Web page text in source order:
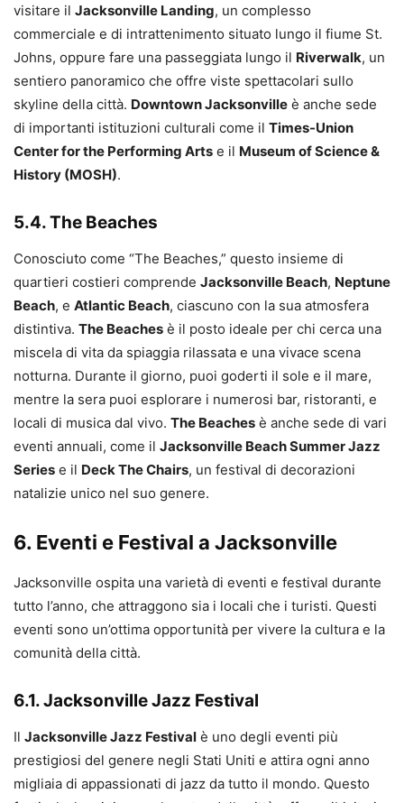
visitare il Jacksonville Landing, un complesso
commerciale e di intrattenimento situato lungo il fiume St.
Johns, oppure fare una passeggiata lungo il Riverwalk, un
sentiero panoramico che offre viste spettacolari sullo
skyline della città. Downtown Jacksonville è anche sede
di importanti istituzioni culturali come il Times-Union
Center for the Performing Arts e il Museum of Science &
History (MOSH).
5.4. The Beaches
Conosciuto come “The Beaches,” questo insieme di
quartieri costieri comprende Jacksonville Beach, Neptune
Beach, e Atlantic Beach, ciascuno con la sua atmosfera
distintiva. The Beaches è il posto ideale per chi cerca una
miscela di vita da spiaggia rilassata e una vivace scena
notturna. Durante il giorno, puoi goderti il sole e il mare,
mentre la sera puoi esplorare i numerosi bar, ristoranti, e
locali di musica dal vivo. The Beaches è anche sede di vari
eventi annuali, come il Jacksonville Beach Summer Jazz
Series e il Deck The Chairs, un festival di decorazioni
natalizie unico nel suo genere.
6. Eventi e Festival a Jacksonville
Jacksonville ospita una varietà di eventi e festival durante
tutto l’anno, che attraggono sia i locali che i turisti. Questi
eventi sono un’ottima opportunità per vivere la cultura e la
comunità della città.
6.1. Jacksonville Jazz Festival
Il Jacksonville Jazz Festival è uno degli eventi più
prestigiosi del genere negli Stati Uniti e attira ogni anno
migliaia di appassionati di jazz da tutto il mondo. Questo